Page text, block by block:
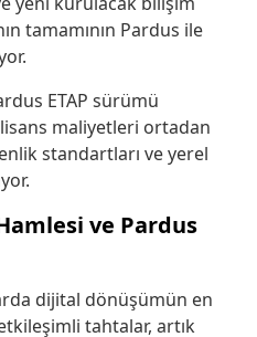
tamamının Pardus ile
ETAP sürümü
maliyetleri ortadan
standartları ve yerel
ve Pardus
dijital dönüşümün en
tahtalar, artık